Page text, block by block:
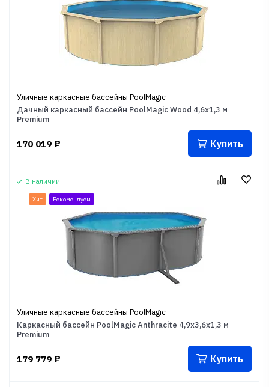
Уличные каркасные бассейны PoolMagic
Дачный каркасный бассейн PoolMagic Wood 4,6х1,3 м
Premium
170 019 ₽ Купить
В наличии
Хит Рекомендуем
Уличные каркасные бассейны PoolMagic
Каркасный бассейн PoolMagic Anthracite 4,9x3,6x1,3 м
Premium
179 779 ₽ Купить